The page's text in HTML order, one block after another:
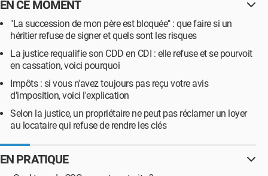
EN CE MOMENT
"La succession de mon père est bloquée" : que faire si un
héritier refuse de signer et quels sont les risques
La justice requalifie son CDD en CDI : elle refuse et se pourvoit
en cassation, voici pourquoi
Impôts : si vous n'avez toujours pas reçu votre avis
d'imposition, voici l'explication
Selon la justice, un propriétaire ne peut pas réclamer un loyer
au locataire qui refuse de rendre les clés
EN PRATIQUE